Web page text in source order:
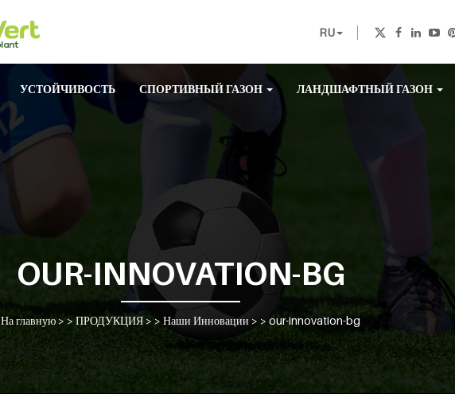
RU
УСТОЙЧИВОСТЬ СПОРТИВНЫЙ ГАЗОН ЛАНДШАФТНЫЙ ГАЗОН
OUR-INNOVATION-BG
На главную> >ПРОДУКЦИЯ> > Наши Инновации > > our-innovation-bg